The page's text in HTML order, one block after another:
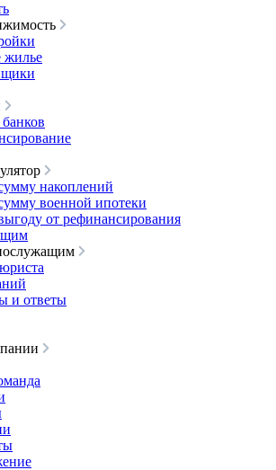
жилье
накоплений
военной ипотеки
от рефинансирования
и ответы